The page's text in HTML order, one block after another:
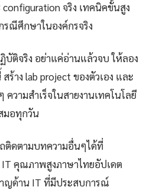
จริง เทคนิคขั้นสูง
รณีศึกษาในองค์กรจริง
ติจริง อย่าแค่อ่านแล้วจบ ให้ลอง
ร้าง lab project ของตัวเอง และ
ามสำเร็จในสายงานเทคโนโลยี
มอทุกวัน
ติดตามบทความอื่นๆได้ที่
คุณภาพสูงภาษาไทยอัปเดต
าญด้าน IT ที่มีประสบการณ์